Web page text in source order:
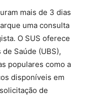
mais de 3 dias
uma consulta
O SUS oferece
Saúde (UBS),
populares como a
disponíveis em
de